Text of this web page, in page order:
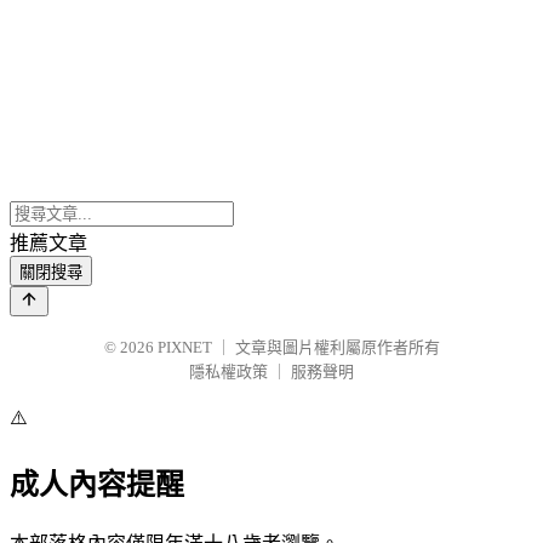
推薦文章
關閉搜尋
© 2026 PIXNET
文章與圖片權利屬原作者所有
隱私權政策
服務聲明
⚠️
成人內容提醒